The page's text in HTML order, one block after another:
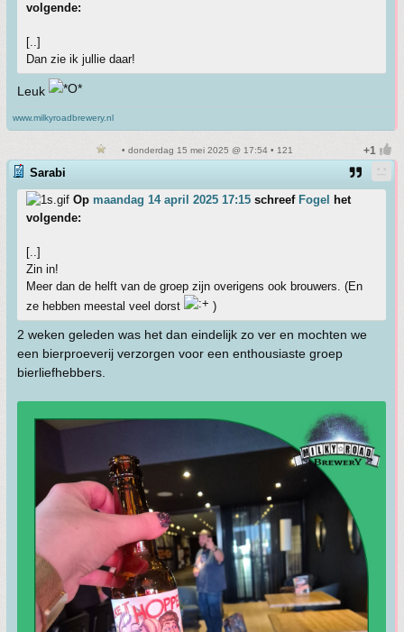
volgende:
[..]
Dan zie ik jullie daar!
Leuk
www.milkyroadbrewery.nl
• donderdag 15 mei 2025 @ 17:54 • 121
Sarabi
Op maandag 14 april 2025 17:15 schreef Fogel
het
volgende:
[..]
Zin in!
Meer dan de helft van de groep zijn overigens ook brouwers. (En
ze hebben meestal veel dorst
)
2 weken geleden was het dan eindelijk zo ver en mochten we
een bierproeverij verzorgen voor een enthousiaste groep
bierliefhebbers.